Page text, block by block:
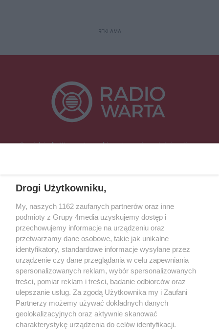
REKLAMA
Specjalnie dla Was postanowiliśmy stworzyć rozgłośnię radiową
Śrem, Jarocin, Gniezno, Ostrów Wlkp.).
Kontakt Reklama Patronat
Dane firmowe
Regulamin serwisu i ogłoszeń drobnych
Regulamin konkursów
Polityka prywatności
Przetwarzanie danych osobowych
Zapisz się do newslettera
Dołącz do grona ludzi najlepiej poinformowanych!
Zapisz się »
Drogi Użytkowniku,
My, naszych 1162 zaufanych partnerów oraz inne
podmioty z Grupy 4media uzyskujemy dostęp i
przechowujemy informacje na urządzeniu oraz
przetwarzamy dane osobowe, takie jak unikalne
identyfikatory, standardowe informacje wysyłane przez
urządzenie czy dane przeglądania w celu zapewniania
spersonalizowanych reklam, wybór spersonalizowanych
treści, pomiar reklam i treści, badanie odbiorców oraz
ulepszanie usług. Za zgodą Użytkownika my i Zaufani
Partnerzy możemy używać dokładnych danych
geolokalizacyjnych oraz aktywnie skanować
charakterystykę urządzenia do celów identyfikacji.